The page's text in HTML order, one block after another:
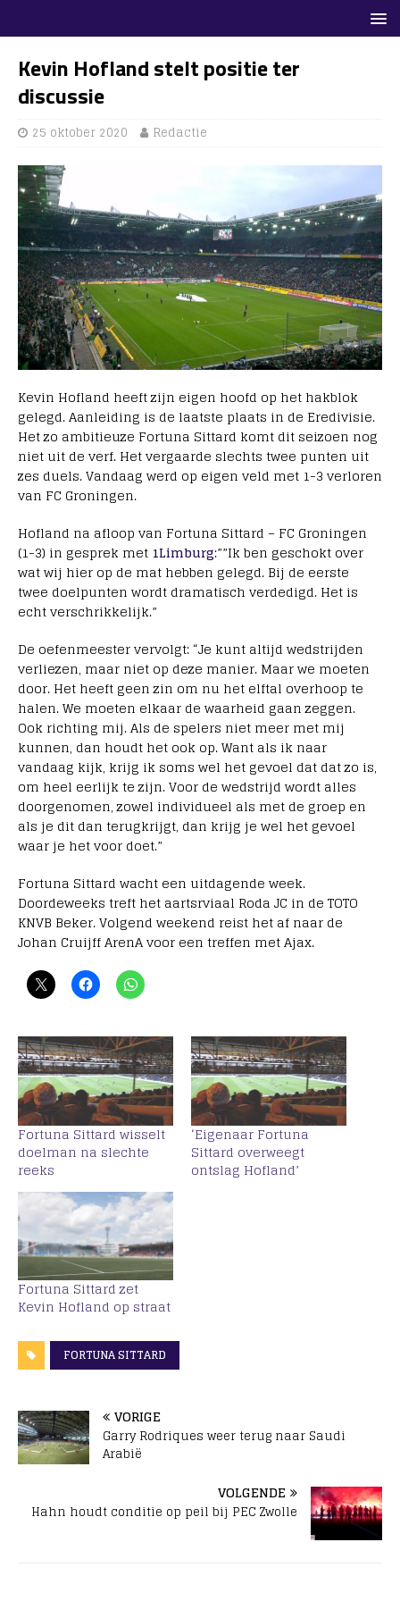
Kevin Hofland stelt positie ter
discussie
25 oktober 2020 Redactie
Kevin Hofland heeft zijn eigen hoofd op het hakblok
gelegd. Aanleiding is de laatste plaats in de Eredivisie.
Het zo ambitieuze Fortuna Sittard komt dit seizoen nog
niet uit de verf. Het vergaarde slechts twee punten uit
zes duels. Vandaag werd op eigen veld met 1-3 verloren
van FC Groningen.
Hofland na afloop van Fortuna Sittard – FC Groningen
(1-3) in gesprek met 1Limburg:””Ik ben geschokt over
wat wij hier op de mat hebben gelegd. Bij de eerste
twee doelpunten wordt dramatisch verdedigd. Het is
echt verschrikkelijk.”
De oefenmeester vervolgt: “Je kunt altijd wedstrijden
verliezen, maar niet op deze manier. Maar we moeten
door. Het heeft geen zin om nu het elftal overhoop te
halen. We moeten elkaar de waarheid gaan zeggen.
Ook richting mij. Als de spelers niet meer met mij
kunnen, dan houdt het ook op. Want als ik naar
vandaag kijk, krijg ik soms wel het gevoel dat dat zo is,
om heel eerlijk te zijn. Voor de wedstrijd wordt alles
doorgenomen, zowel individueel als met de groep en
als je dit dan terugkrijgt, dan krijg je wel het gevoel
waar je het voor doet.”
Fortuna Sittard wacht een uitdagende week.
Doordeweeks treft het aartsrviaal Roda JC in de TOTO
KNVB Beker. Volgend weekend reist het af naar de
Johan Cruijff ArenA voor een treffen met Ajax.
Fortuna Sittard wisselt
doelman na slechte
reeks
‘Eigenaar Fortuna
Sittard overweegt
ontslag Hofland’
Fortuna Sittard zet
Kevin Hofland op straat
FORTUNA SITTARD
VORIGE
Garry Rodriques weer terug naar Saudi
Arabië
VOLGENDE
Hahn houdt conditie op peil bij PEC Zwolle